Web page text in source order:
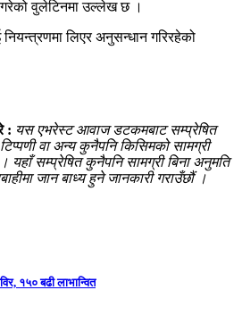
गरेको वुलेटिनमा उल्लेख छ ।
लिएर अनुसन्धान गरिरहेको
: यस एभरेस्ट आवाज डटकमबाट सम्प्रेषित
वा अन्य कुनैपनि किसिमको सामग्री
। यहाँ सम्प्रेषित कुनैपनि सामग्री बिना अनुमति
जान बाध्य हुने जानकारी गराउँछौं ।
१५० बढी लाभान्वित